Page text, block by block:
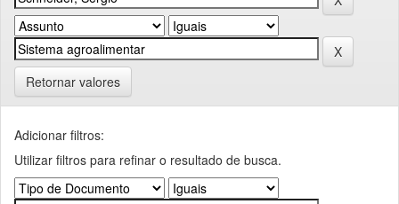
Retornar valores
Adicionar filtros:
Utilizar filtros para refinar o resultado de busca.